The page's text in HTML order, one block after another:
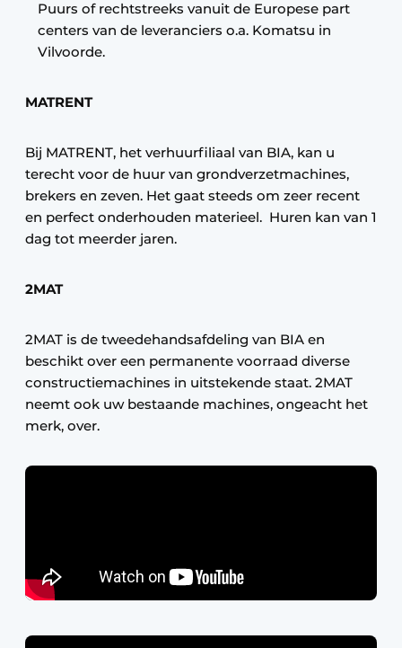
Puurs of rechtstreeks vanuit de Europese part
centers van de leveranciers o.a. Komatsu in
Vilvoorde.
MATRENT
Bij MATRENT, het verhuurfiliaal van BIA, kan u
terecht voor de huur van grondverzetmachines,
brekers en zeven. Het gaat steeds om zeer recent
en perfect onderhouden materieel. Huren kan van 1
dag tot meerder jaren.
2MAT
2MAT is de tweedehandsafdeling van BIA en
beschikt over een permanente voorraad diverse
constructiemachines in uitstekende staat. 2MAT
neemt ook uw bestaande machines, ongeacht het
merk, over.